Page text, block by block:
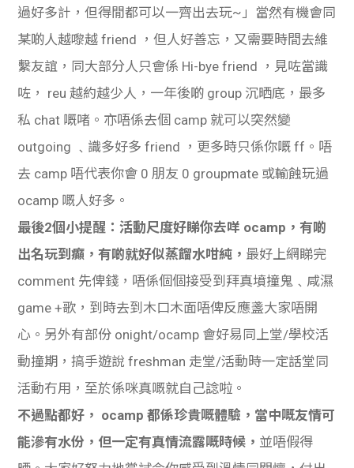
過好多計，但得閒都可以一齊出去玩~」當然有機會同
某啲人越嚟越 friend ，但人好善忘，又需要時間去維
繫友誼，同大部分人只會係 Hi-bye friend ，見咗當識
咗， reu 越約越少人，一年後啲 group 沉晒底，最多
私 chat 嘅啫。亦唔係去個 camp 就可以突然變
outgoing ﹑識多好多 friend ，更多時只係你嘅 ff。唔
去 camp 唔代表你會 0 朋友 0 groupmate 或輸蝕玩過
ocamp 嘅人好多。
最後2個小提醒：活動尺度好睇你去咩 ocamp，有啲
出名玩到癲，有啲就好似蒸餾水咁純， 最好上網睇完
comment 先俾錢，唔係個個接受到拜真墳撞鬼﹑咸濕
game +歌，到時去到木口木面唔俾反應盞大家唔開
心。另外有部份 onight/ocamp 會好易同上堂/學校活
動撞期，搞手遊說 freshman 走堂/活動時一定話堂同
活動冇用，至於係咪真嘅就自己諗啦。
不過點都好， ocamp 都係珍貴嘅體驗，當中嘅友情可
能滲有水份，但一定有真情流露嘅時候， 並唔假得